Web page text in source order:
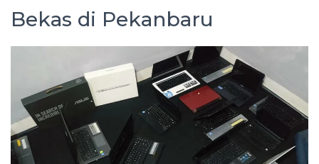
Bekas di Pekanbaru